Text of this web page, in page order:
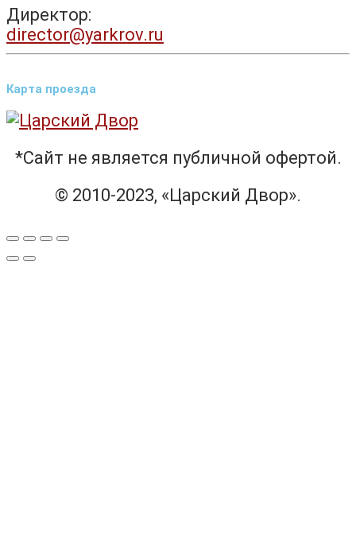
Директор:
director@yarkrov.ru
Карта проезда
*Сайт не является публичной офертой.
© 2010-2023, «Царский Двор».